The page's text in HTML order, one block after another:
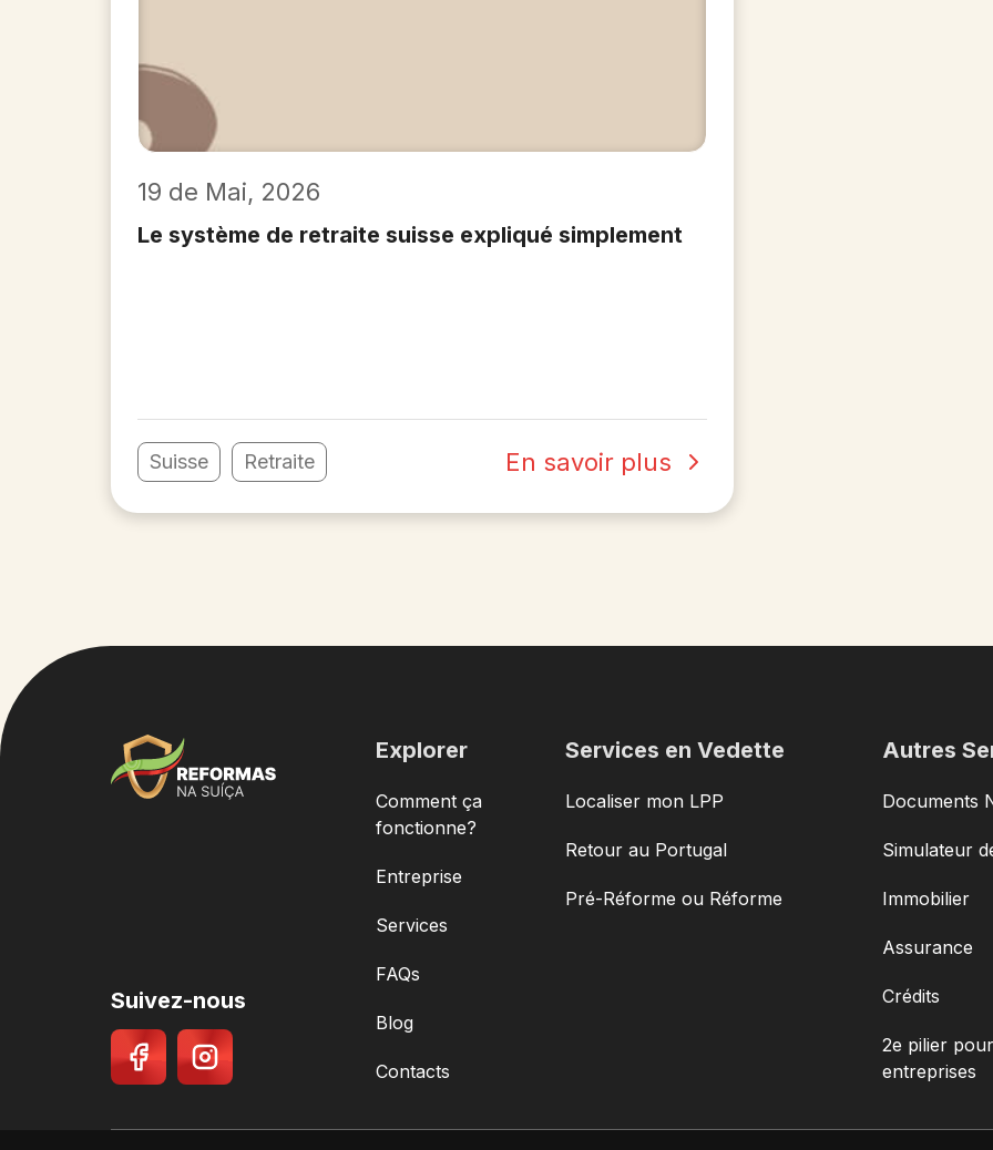
19 de Mai, 2026
Le système de retraite suisse expliqué simplement
Suisse Retraite En savoir plus
Suivez-nous
Explorer
Comment ça
fonctionne?
Entreprise
Services
FAQs
Blog
Contacts
Services en Vedette
Localiser mon LPP
Retour au Portugal
Pré-Réforme ou Réforme
Autres
Documents
Simulateur
Immobilier
Assurance
Crédits
2e pilier
entreprises